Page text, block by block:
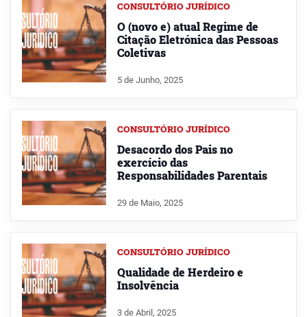
CONSULTÓRIO JURÍDICO
O (novo e) atual Regime de
Citação Eletrónica das Pessoas
Coletivas
5 de Junho, 2025
CONSULTÓRIO JURÍDICO
Desacordo dos Pais no
exercício das
Responsabilidades Parentais
29 de Maio, 2025
CONSULTÓRIO JURÍDICO
Qualidade de Herdeiro e
Insolvência
3 de Abril, 2025